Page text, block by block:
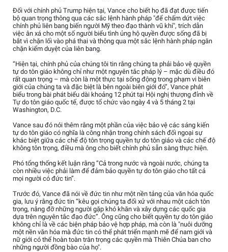
Đối với chính phủ Trump hiện tại, Vance cho biết họ đã đạt được tiến
bộ quan trọng thông qua các sắc lệnh hành pháp "để chấm dứt việc
chính phủ liên bang biến người Mỹ theo đạo thành vũ khí", trích dẫn
việc ân xá cho một số người biểu tình ủng hộ quyền được sống đã bị
bắt vì chặn lối vào phá thai và thông qua một sắc lệnh hành pháp ngăn
chặn kiểm duyệt của liên bang.
“Hiện tại, chính phủ của chúng tôi tin rằng chúng ta phải bảo vệ quyền
tự do tôn giáo không chỉ như một nguyên tắc pháp lý – mặc dù điều đó
rất quan trọng – mà còn là một thực tại sống động trong phạm vi biên
giới của chúng ta và đặc biệt là bên ngoài biên giới đó”, Vance phát
biểu trong bài phát biểu dài khoảng 12 phút tại Hội nghị thượng đỉnh về
Tự do tôn giáo quốc tế, được tổ chức vào ngày 4 và 5 tháng 2 tại
Washington, D.C.
Vance sau đó nói thêm rằng một phần của việc bảo vệ các sáng kiến
tự do tôn giáo có nghĩa là công nhận trong chính sách đối ngoại sự
khác biệt giữa các chế độ tôn trọng quyền tự do tôn giáo và các chế độ
không tôn trọng, điều mà ông cho biết chính phủ sẵn sàng thực hiện.
Phó tổng thống kết luận rằng “Cả trong nước và ngoài nước, chúng ta
còn nhiều việc phải làm để đảm bảo quyền tự do tôn giáo cho tất cả
mọi người có đức tin”.
Trước đó, Vance đã nói về đức tin như một nền tảng của văn hóa quốc
gia, lưu ý rằng đức tin “kêu gọi chúng ta đối xử với nhau một cách tôn
trọng, nâng đỡ những người gặp khó khăn và xây dựng các quốc gia
dựa trên nguyên tắc đạo đức”. Ông cũng cho biết quyền tự do tôn giáo
không chỉ là về các biện pháp bảo vệ hợp pháp, mà còn là "nuôi dưỡng
một nền văn hóa mà đức tin có thể phát triển mạnh mẽ để nam giới và
nữ giới có thể hoàn toàn trân trọng các quyền mà Thiên Chúa ban cho
những người đồng bào của họ".